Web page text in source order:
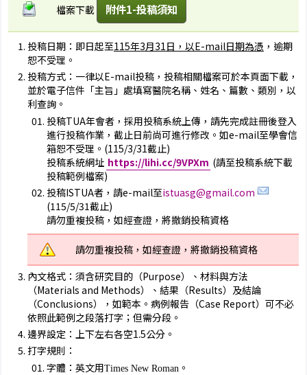
檔案下載 附件1-投稿須知
投稿日期：即日起至115年3月31日，以E-mail日期為憑 ，逾期
恕不受理。
投稿方式：一律以E-mail投稿，投稿相關檔案可於本頁面下載，
並於電子信件「主旨」處填寫醫院名稱、姓名、篇數、類別，以
利查詢。
投稿TUA年會者，採用投稿系統上傳，請先完成註冊後登入
進行投稿作業，截止日前尚可進行修改。如e-mail至學會信
箱恕不受理。(115/3/31截止)
投稿系統網址 https://lihi.cc/9VPXm (請至投稿系統下載
投稿範例檔案)
投稿ISTUA者，請e-mail至istuasg@gmail.com
(115/5/31截止)
請勿重複投稿，如經查證，將撤銷投稿資格
請勿重複投稿，如經查證，將撤銷投稿資格
內文格式：須含研究目的（Purpose）、材料與方法
（Materials and Methods）、結果（Results）及結論
（Conclusions），如範本。病例報告（Case Report）可不必
依照此範例之段落打字；但需分段。
邊界設定：上下左右各空1.5公分。
打字規則：
字體：英文用Times New Roman 。